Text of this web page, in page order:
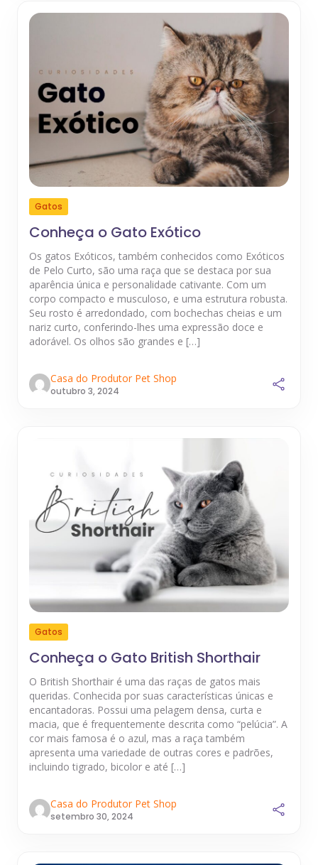
Gatos
Conheça o Gato Exótico
Os gatos Exóticos, também conhecidos como Exóticos
de Pelo Curto, são uma raça que se destaca por sua
aparência única e personalidade cativante. Com um
corpo compacto e musculoso, e uma estrutura robusta.
Seu rosto é arredondado, com bochechas cheias e um
nariz curto, conferindo-lhes uma expressão doce e
adorável. Os olhos são grandes e […]
Casa do Produtor Pet Shop
outubro 3, 2024
Gatos
Conheça o Gato British Shorthair
O British Shorthair é uma das raças de gatos mais
queridas. Conhecida por suas características únicas e
encantadoras. Possui uma pelagem densa, curta e
macia, que é frequentemente descrita como “pelúcia”. A
cor mais famosa é o azul, mas a raça também
apresenta uma variedade de outras cores e padrões,
incluindo tigrado, bicolor e até […]
Casa do Produtor Pet Shop
setembro 30, 2024